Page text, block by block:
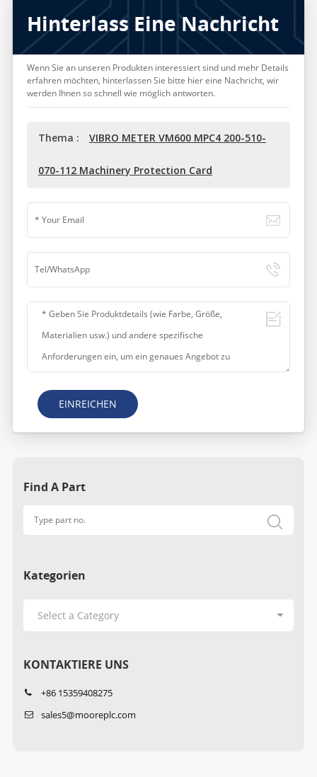
Hinterlass Eine Nachricht
Wenn Sie an unseren Produkten interessiert sind und mehr Details
erfahren möchten, hinterlassen Sie bitte hier eine Nachricht, wir
werden Ihnen so schnell wie möglich antworten.
Thema : VIBRO METER VM600 MPC4 200-510-
070-112 Machinery Protection Card
EINREICHEN
Find A Part
Kategorien
KONTAKTIERE UNS
+86 15359408275
sales5@mooreplc.com